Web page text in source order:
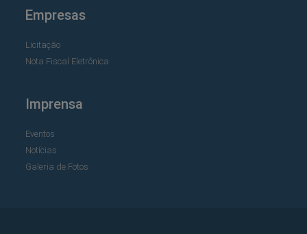
Empresas
Licitação
Nota Fiscal Eletrônica
Imprensa
Eventos
Notícias
Galeria de Fotos